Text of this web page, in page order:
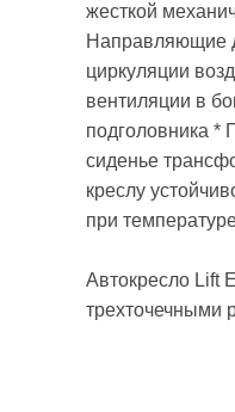
жесткой
Направляющие
циркуляции
вентиляции в
подголовника *
сиденье
креслу
при
Автокресло Lift
трехточечными